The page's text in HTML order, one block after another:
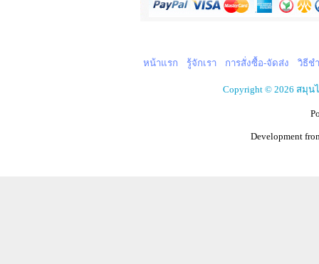
หน้าแรก รู้จักเรา การสั่งซื้อ-จัดส่ง วิธีช
Copyright © 2026 สมุ
Development